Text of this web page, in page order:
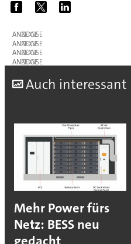
ANZEIGE
ANZEIGE
ANZEIGE
ANZEIGE
Auch interessant
Mehr Power fürs
Netz: BESS neu